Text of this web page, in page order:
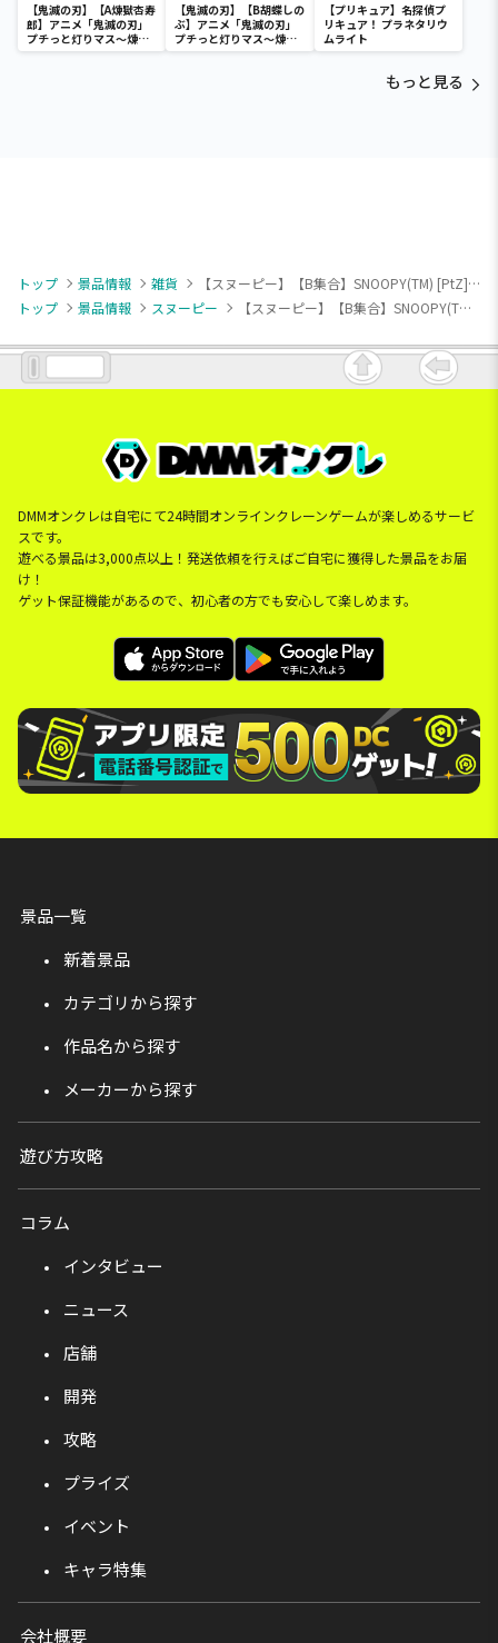
【鬼滅の刃】【A煉獄杏寿
郎】アニメ「鬼滅の刃」
プチっと灯りマス～煉獄
杏寿郎・胡蝶しのぶ～
【鬼滅の刃】【B胡蝶しの
ぶ】アニメ「鬼滅の刃」
プチっと灯りマス～煉獄
杏寿郎・胡蝶しのぶ～
【プリキュア】名探偵プ
リキュア！ プラネタリウ
ムライト
もっと見る
トップ 景品情報 雑貨
【スヌーピー】【B集合】SNOOPY(TM) [PtZ]ドッグハウス型ポーチ
トップ
景品情報 スヌーピー 【スヌーピー】【B集合】SNOOPY(TM) [PtZ]ドッグハウス型ポーチ
DMMオンクレは自宅にて24時間オンラインクレーンゲームが楽しめるサービ
スです。
遊べる景品は3,000点以上！発送依頼を行えばご自宅に獲得した景品をお届
け！
ゲット保証機能があるので、初心者の方でも安心して楽しめます。
景品一覧
新着景品
カテゴリから探す
作品名から探す
メーカーから探す
遊び方攻略
コラム
インタビュー
ニュース
店舗
開発
攻略
プライズ
イベント
キャラ特集
会社概要